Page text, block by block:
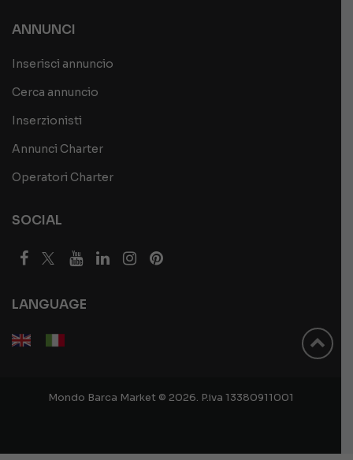
ANNUNCI
Inserisci annuncio
Cerca annuncio
Inserzionisti
Annunci Charter
Operatori Charter
SOCIAL
LANGUAGE
Mondo Barca Market © 2026. P.iva 13380911001